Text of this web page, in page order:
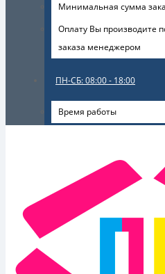
Минимальная сумма
Оплату Вы производите
заказа менеджером
ПН-СБ: 08:00 - 18:00
Время работы